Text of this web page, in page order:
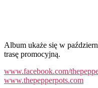
Album ukaże się w
trasę promocyjną.
www.facebook.com/
www.thepepperpots.com